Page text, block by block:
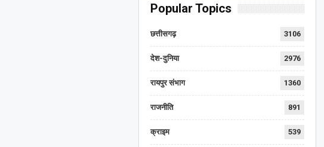
Popular Topics
छत्तीसगढ़ 3106
देश-दुनिया 2976
रायपुर संभाग 1360
राजनीति 891
क्राइम 539